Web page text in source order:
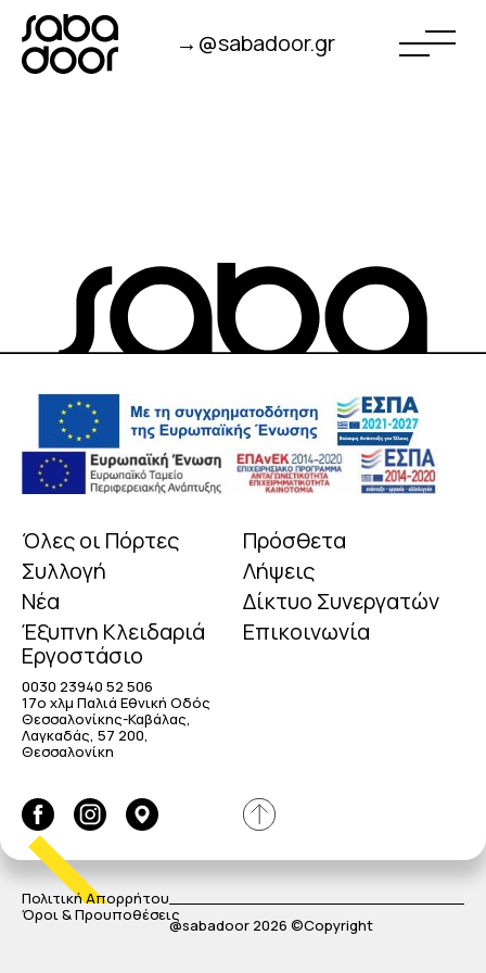
→@sabadoor.gr
Όλες οι Πόρτες
Συλλογή
Νέα
Έξυπνη Κλειδαριά
Πρόσθετα
Λήψεις
Δίκτυο Συνεργατών
Επικοινωνία
Εργοστάσιο
0030 23940 52 506
17o χλμ Παλιά Εθνική Οδός
Θεσσαλονίκης-Καβάλας,
Λαγκαδάς, 57 200,
Θεσσαλονίκη
Πολιτική Απορρήτου
Όροι & Προυποθέσεις
@sabadoor 2026 ©Copyright